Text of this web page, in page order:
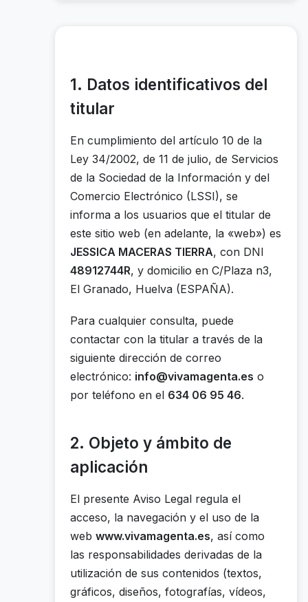
1. Datos identificativos del
titular
En cumplimiento del artículo 10 de la
Ley 34/2002, de 11 de julio, de Servicios
de la Sociedad de la Información y del
Comercio Electrónico (LSSI), se
informa a los usuarios que el titular de
este sitio web (en adelante, la «web») es
JESSICA MACERAS TIERRA, con DNI
48912744R, y domicilio en C/Plaza n3,
El Granado, Huelva (ESPAÑA).
Para cualquier consulta, puede
contactar con la titular a través de la
siguiente dirección de correo
electrónico: info@vivamagenta.es o
por teléfono en el 634 06 95 46.
2. Objeto y ámbito de
aplicación
El presente Aviso Legal regula el
acceso, la navegación y el uso de la
webwww.vivamagenta.es, así como
las responsabilidades derivadas de la
utilización de sus contenidos (textos,
gráficos, diseños, fotografías, vídeos,